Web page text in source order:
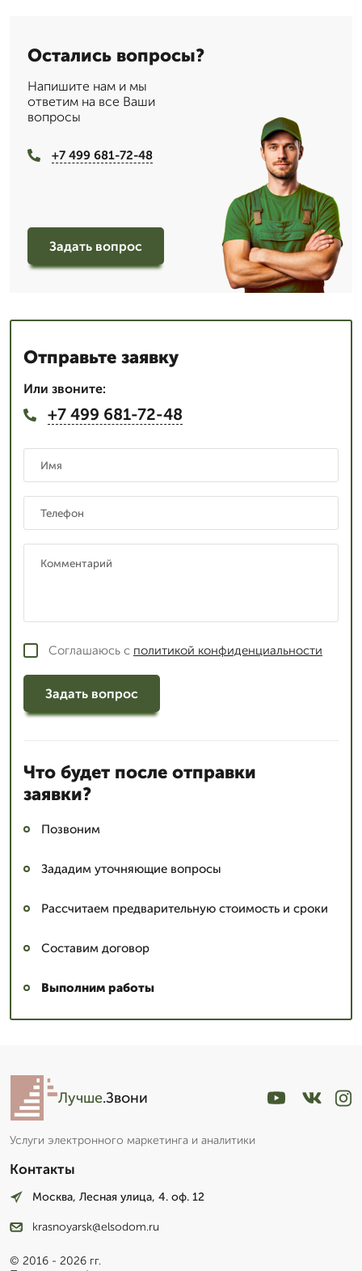
Остались вопросы?
Напишите нам и мы
ответим на все Ваши
вопросы
+7 499 681-72-48
Задать вопрос
Отправьте заявку
Или звоните:
+7 499 681-72-48
Соглашаюсь с политикой конфиденциальности
Задать вопрос
Что будет после отправки
заявки?
Позвоним
Зададим уточняющие вопросы
Рассчитаем предварительную стоимость и сроки
Составим договор
Выполним работы
Лучше.Звони
Услуги электронного маркетинга и аналитики
Контакты
Москва, Лесная улица, 4. оф. 12
krasnoyarsk@elsodom.ru
© 2016 - 2026 гг.